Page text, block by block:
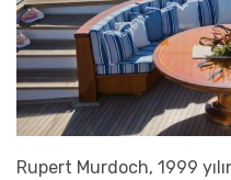
Rupert Murdoch, 1999